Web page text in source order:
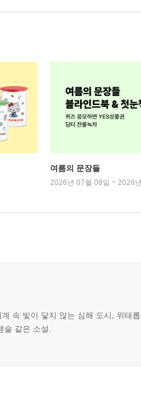
여름의 문장들
2026년 07월 08일 ~ 2026
속 빛이 닿지 않는 심해 도시, 위태
술 같은 소설.